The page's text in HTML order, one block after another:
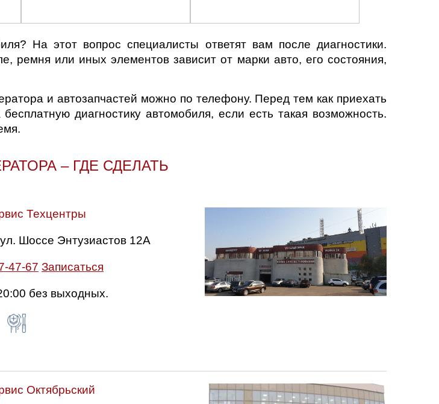
На этот вопрос специалисты ответят вам после диагностики.
ремня или иных элементов зависит от марки авто, его состояния,
и автозапчастей можно по телефону. Перед тем как приехать
диагностику автомобиля, если есть такая возможность.
– ГДЕ СДЕЛАТЬ
Техцентры
Шоссе Энтузиастов 12А
47-67 Записаться
без выходных.
Октябрьский